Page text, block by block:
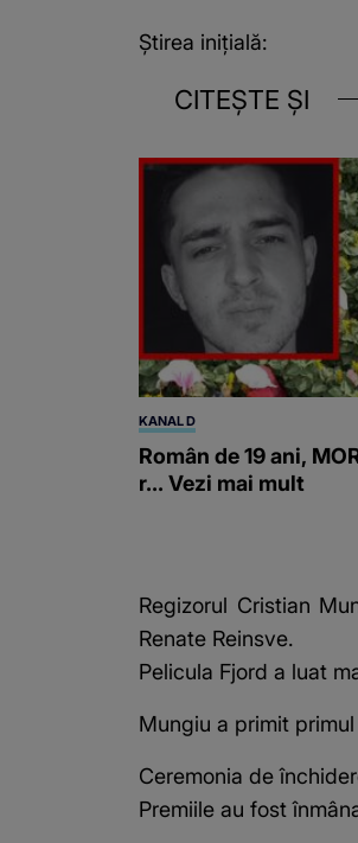
Știrea inițială:
CITEȘTE ȘI
KANAL D
Român de 19 ani,
r... Vezi mai mult
Regizorul Cristian
Renate Reinsve.
Pelicula Fjord a luat
Mungiu a primit primul
Ceremonia de
Premiile au fost